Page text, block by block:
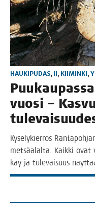
HAUKIPUDAS, II, KIIMINKI,
vuo­si –
Kyse­ly­kier­ros
met­sä­alal­ta. Kaik­ki
käy ja tule­vai­suus